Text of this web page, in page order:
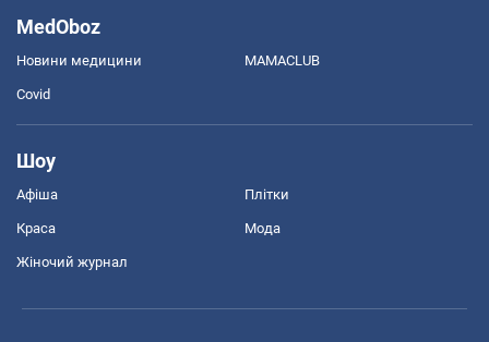
MedOboz
Новини медицини MAMACLUB
Covid
Шоу
Афіша Плітки
Краса Мода
Жіночий журнал